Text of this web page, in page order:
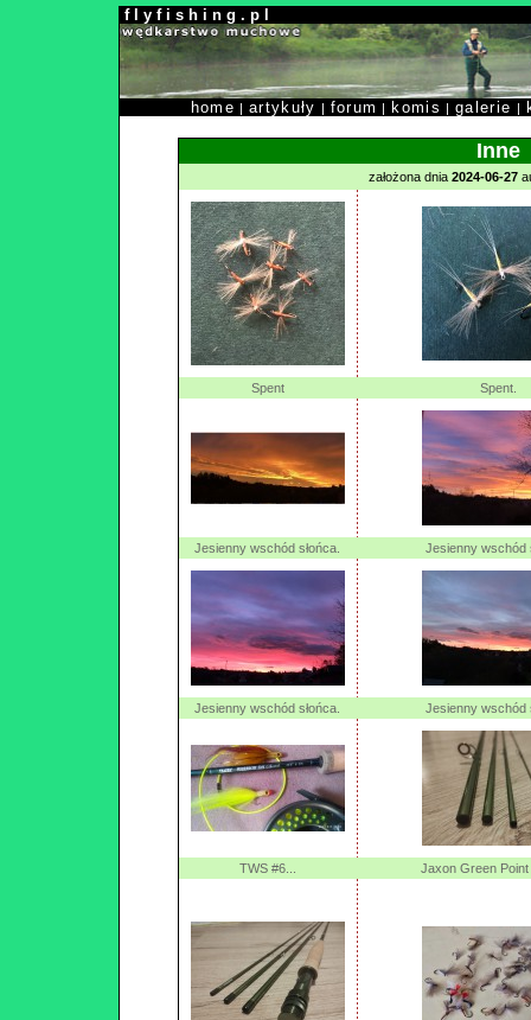
f l y f i s h i n g . p l
home |artykuły | forum | komis |galerie |
Inne
założona dnia 2024-06-27
Spent Spent.
Jesienny wschód słońca. Jesienny wschód
Jesienny wschód słońca. Jesienny wschód
TWS #6... Jaxon Green Point